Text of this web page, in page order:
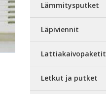
Lämmitysputket
Läpiviennit
Lattiakaivopaketit
Letkut ja putket